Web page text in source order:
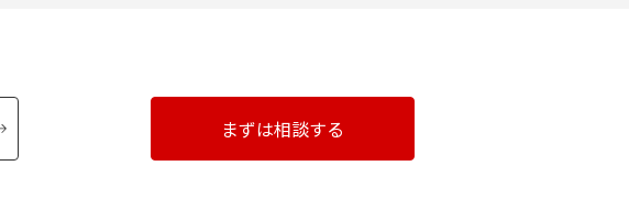
まずは相談する